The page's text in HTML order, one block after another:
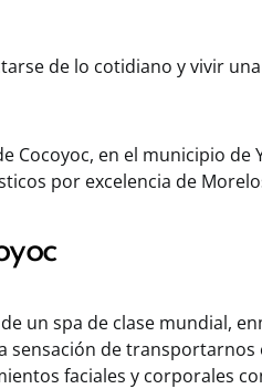
de lo cotidiano y vivir
Cocoyoc, en el municipio de
por excelencia de
un spa de clase mundial,
sensación de transportarnos
faciales y corporales